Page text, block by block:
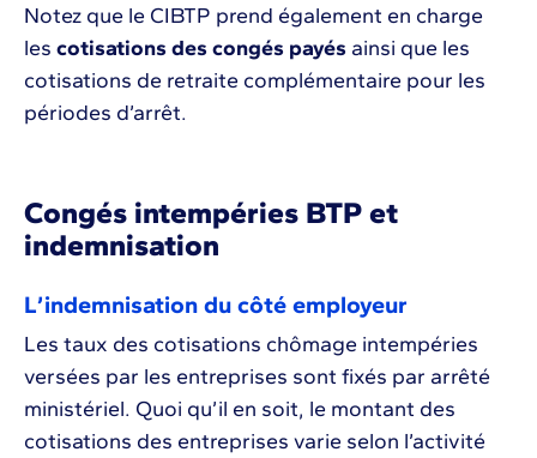
Notez que le CIBTP prend également en charge
les cotisations des congés payés ainsi que les
cotisations de retraite complémentaire pour les
périodes d’arrêt.
Congés intempéries BTP et
indemnisation
L’indemnisation du côté employeur
Les taux des cotisations chômage intempéries
versées par les entreprises sont fixés par arrêté
ministériel. Quoi qu’il en soit, le montant des
cotisations des entreprises varie selon l’activité